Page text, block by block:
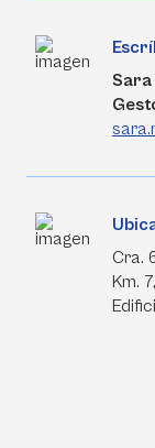
Sara
Cra.
Km.